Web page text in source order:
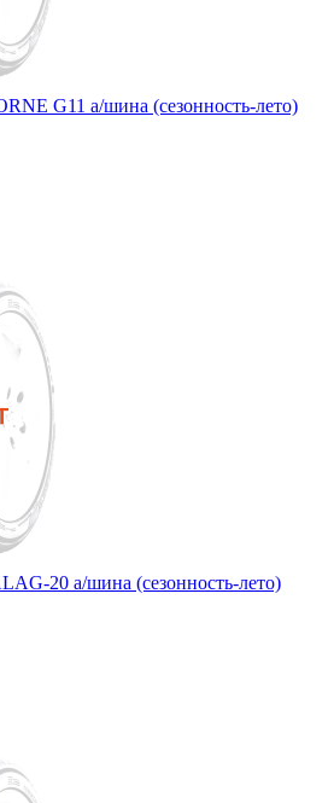
G11 а/шина (сезонность-лето)
20 а/шина (сезонность-лето)